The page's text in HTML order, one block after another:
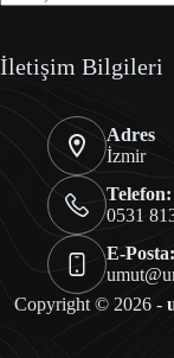
İletişim Bilgileri
Adres
İzmir
Telefon:
0531
E-Posta:
Copyright © 2026 -